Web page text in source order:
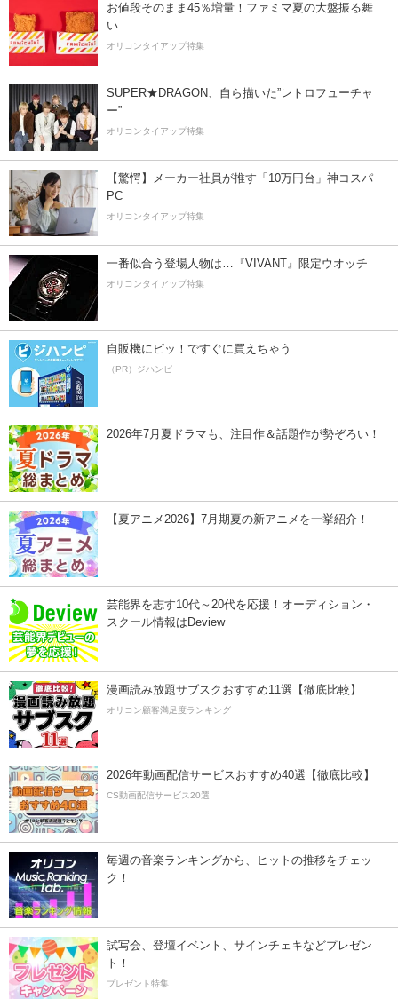
お値段そのまま45％増量！ファミマ夏の大盤振る舞
い
オリコンタイアップ特集
SUPER★DRAGON、自ら描いた”レトロフューチャ
ー”
オリコンタイアップ特集
【驚愕】メーカー社員が推す「10万円台」神コスパ
PC
オリコンタイアップ特集
一番似合う登場人物は…『VIVANT』限定ウオッチ
オリコンタイアップ特集
自販機にピッ！ですぐに買えちゃう
（PR）ジハンピ
2026年7月夏ドラマも、注目作＆話題作が勢ぞろい！
【夏アニメ2026】7月期夏の新アニメを一挙紹介！
芸能界を志す10代～20代を応援！オーディション・
スクール情報はDeview
漫画読み放題サブスクおすすめ11選【徹底比較】
オリコン顧客満足度ランキング
2026年動画配信サービスおすすめ40選【徹底比較】
CS動画配信サービス20選
毎週の音楽ランキングから、ヒットの推移をチェッ
ク！
試写会、登壇イベント、サインチェキなどプレゼン
ト！
プレゼント特集